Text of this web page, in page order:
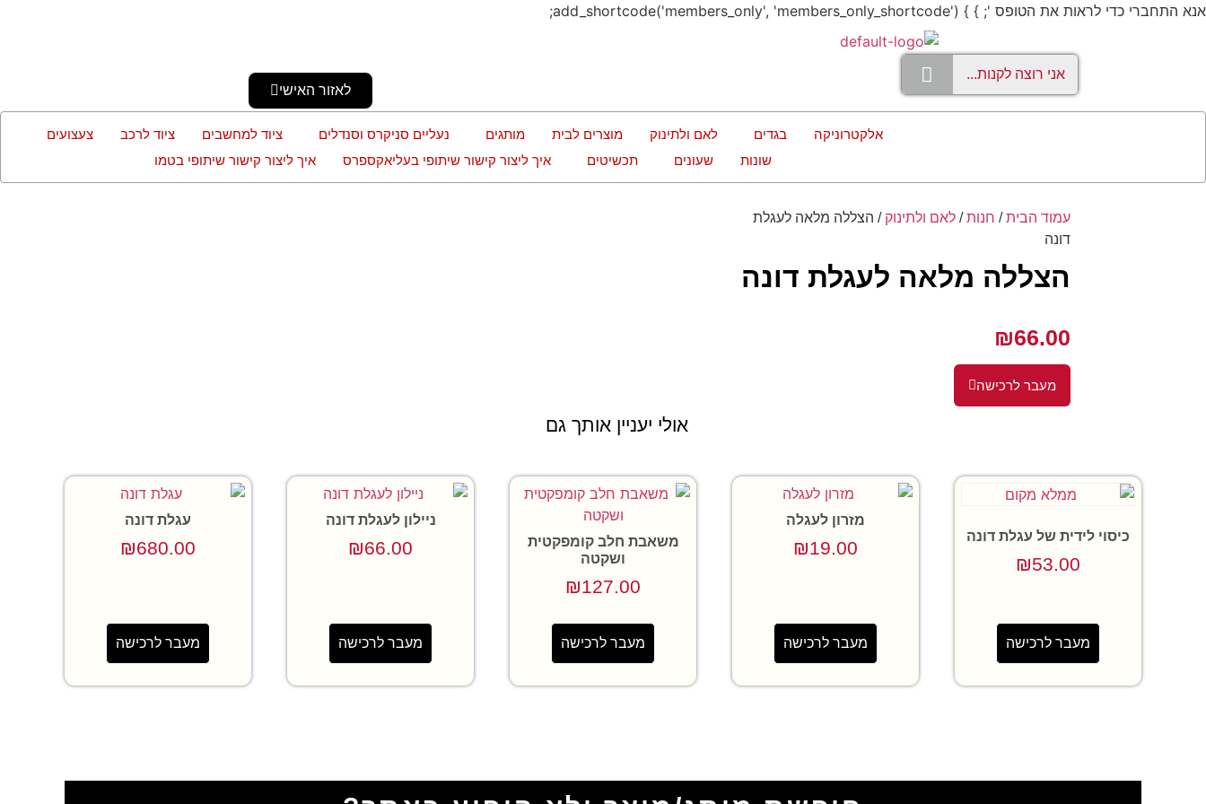
אנא התחברי כדי לראות את הטופס '; } } add_shortcode('members_only', 'members_only_shortcode');
לאזור האישי
אלקטרוניקה בגדים לאם ולתינוק מוצרים לבית מותגים נעליים סניקרס וסנדלים ציוד למחשבים ציוד לרכב
צעצועים
שונות
שעונים תכשיטים איך ליצור קישור שיתופי בעליאקספרס איך ליצור קישור שיתופי בטמו
עמוד הבית/ חנות/לאם ולתינוק / הצללה מלאה לעגלת
דונה
הצללה מלאה לעגלת דונה
₪66.00
מעבר לרכישה
אולי יעניין אותך גם
כיסוי לידית של עגלת דונה
₪53.00
מעבר לרכישה
מזרון לעגלה
₪19.00
מעבר לרכישה
משאבת חלב קומפקטית
ושקטה
₪127.00
מעבר לרכישה
ניילון לעגלת דונה
₪66.00
מעבר לרכישה
עגלת דונה
₪680.00
מעבר לרכישה